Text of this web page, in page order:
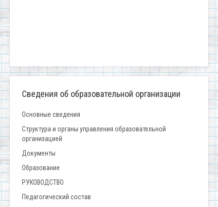
Сведения об образовательной организации
Основные сведения
Структура и органы управления образовательной
организацией
Документы
Образование
РУКОВОДСТВО
Педагогический состав